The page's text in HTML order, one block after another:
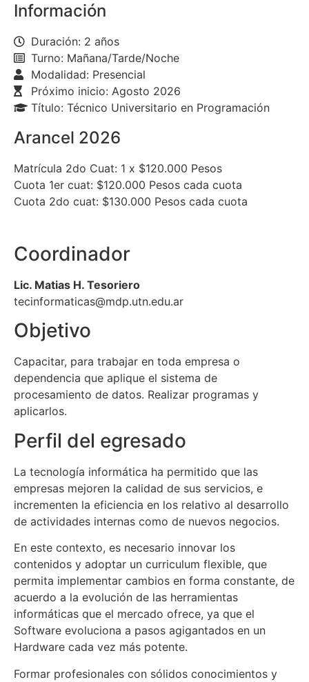
Coordinador
Lic. Matias H. Tesoriero
tecinformaticas@mdp.utn.edu.ar
Objetivo
Capacitar, para trabajar en toda empresa o
dependencia que aplique el sistema de
procesamiento de datos. Realizar programas y
aplicarlos.
Perfil del egresado
La tecnología informática ha permitido que las
empresas mejoren la calidad de sus servicios, e
incrementen la eficiencia en los relativo al desarrollo
de actividades internas como de nuevos negocios.
En este contexto, es necesario innovar los
contenidos y adoptar un curriculum flexible, que
permita implementar cambios en forma constante, de
acuerdo a la evolución de las herramientas
informáticas que el mercado ofrece, ya que el
Software evoluciona a pasos agigantados en un
Hardware cada vez más potente.
Formar profesionales con sólidos conocimientos y
Información
Duración: 2 años
Turno: Mañana/Tarde/Noche
Modalidad: Presencial
Próximo inicio: Agosto 2026
Título: Técnico Universitario en Programación
Arancel 2026
Matrícula 2do Cuat: 1 x $120.000 Pesos
Cuota 1er cuat: $120.000 Pesos cada cuota
Cuota 2do cuat: $130.000 Pesos cada cuota